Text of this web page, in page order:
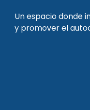
Un espacio donde
y promover el